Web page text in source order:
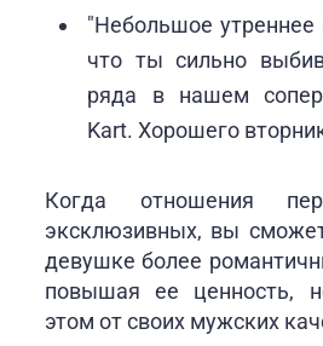
"Небольшое
что ты сильно
ряда в нашем
Kart. Хорошего
Когда отношения
эксклюзивных, вы
девушке более
повышая ее ценность,
этом от своих мужских